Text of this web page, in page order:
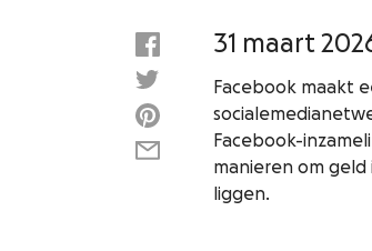
31 maart
Facebook maakt
Facebook-
manieren om
liggen.